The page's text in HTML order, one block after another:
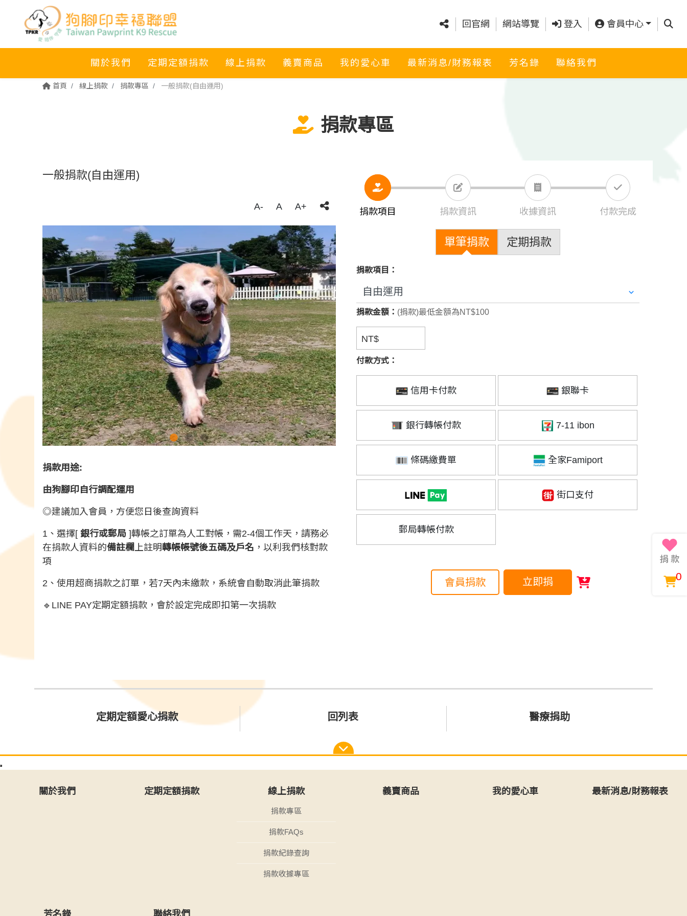
回官網 網站導覽 登入 會員中心 查詢
關於我們 定期定額捐款 線上捐款 義賣商品 我的愛心車 最新消息/財務報表 芳名錄 聯絡我們
首頁 線上捐款 捐款專區 一般捐款(自由運用)
捐款專區
一般捐款(自由運用)
A- A A+
捐款用途:
由狗腳印自行調配運用
◎建議加入會員，方便您日後查詢資料
1、選擇[ 銀行或郵局 ]轉帳之訂單為人工對帳，需2-4個工作天，請務必
在捐款人資料的備註欄 上註明轉帳帳號後五碼及戶名 ，以利我們核對款
項
2、使用超商捐款之訂單，若7天內未繳款，系統會自動取消此筆捐款
🔹LINE PAY定期定額捐款，會於設定完成即扣第一次捐款
捐款項目 捐款資訊 收據資訊 付款完成
單筆捐款 定期捐款
捐款項目：
捐款金額： (捐款)最低金額為NT$100
NT$
付款方式：
信用卡付款 銀聯卡
銀行轉帳付款 7-11 ibon
條碼繳費單 全家Famiport
街口支付
郵局轉帳付款
會員捐款 立即捐
定期定額愛心捐款 回列表 醫療捐助
關於我們 定期定額捐款 線上捐款
捐款專區
捐款FAQs
捐款紀錄查詢
捐款收據專區
義賣商品 我的愛心車 最新消息/財務報表
芳名錄 聯絡我們
0